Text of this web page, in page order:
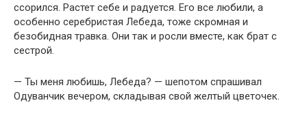
ссорился. Растет себе и радуется. Его все любили, а
особенно серебристая Лебеда, тоже скромная и
безобидная травка. Они так и росли вместе, как брат с
сестрой.
— Ты меня любишь, Лебеда? — шепотом спрашивал
Одуванчик вечером, складывая свой желтый цветочек.